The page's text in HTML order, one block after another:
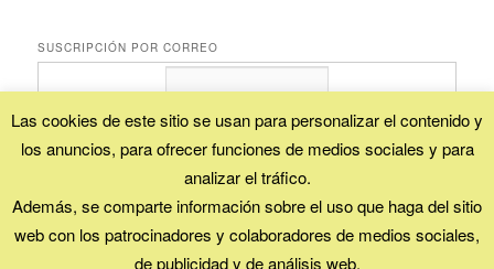
SUSCRIPCIÓN POR CORREO
Proporcionado porFeedBurner
Esta obra está bajo unalicencia Creative Commons (Reconocimiento - No
comercial - Compartir igual).
Las cookies de este sitio se usan para personalizar el contenido y
los anuncios, para ofrecer funciones de medios sociales y para
analizar el tráfico.
Además, se comparte información sobre el uso que haga del sitio
web con los patrocinadores y colaboradores de medios sociales,
de publicidad y de análisis web.